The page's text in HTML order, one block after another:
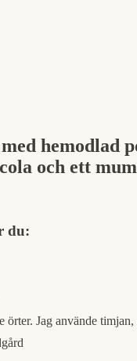
hemodlad
och ett
du:
örter. Jag använde